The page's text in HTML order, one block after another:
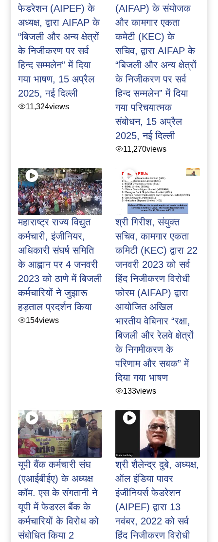
फेडरेशन (AIPEF) के
अध्यक्ष, द्वारा AIFAP के
“बिजली और अन्य क्षेत्रों
के निजीकरण पर सर्व
हिन्द सम्मलेन” में दिया
गया भाषण, 15 अप्रैल
2025, नई दिल्ली
11,324views
(AIFAP) के संयोजक
और कामगार एकता
कमेटी (KEC) के
सचिव, द्वारा AIFAP के
“बिजली और अन्य क्षेत्रों
के निजीकरण पर सर्व
हिन्द सम्मलेन” में दिया
गया परिचयात्मक
संबोधन, 15 अप्रैल
2025, नई दिल्ली
11,270views
महाराष्ट्र राज्य विद्युत
कर्मचारी, इंजीनियर,
अधिकारी संघर्ष समिति
के आह्वान पर 4 जनवरी
2023 को ठाणे में बिजली
कर्मचारियों ने जुझारू
हड़ताल प्रदर्शन किया
154views
श्री गिरीश, संयुक्त
सचिव, कामगार एकता
कमिटी (KEC) द्वारा 22
जनवरी 2023 को सर्व
हिंद निजीकरण विरोधी
फोरम (AIFAP) द्वारा
आयोजित अखिल
भारतीय वेबिनार “रक्षा,
बिजली और रेलवे क्षेत्रों
के निगमीकरण के
परिणाम और सबक” में
दिया गया भाषण
133views
यूपी बैंक कर्मचारी संघ
(एआईबीईए) के अध्यक्ष
कॉम. एस के संगतानी ने
यूपी में फेडरल बैंक के
कर्मचारियों के विरोध को
संबोधित किया 2
श्री शैलेन्द्र दुबे, अध्यक्ष,
ऑल इंडिया पावर
इंजीनियर्स फेडरेशन
(AIPEF) द्वारा 13
नवंबर, 2022 को सर्व
हिंद निजीकरण विरोधी